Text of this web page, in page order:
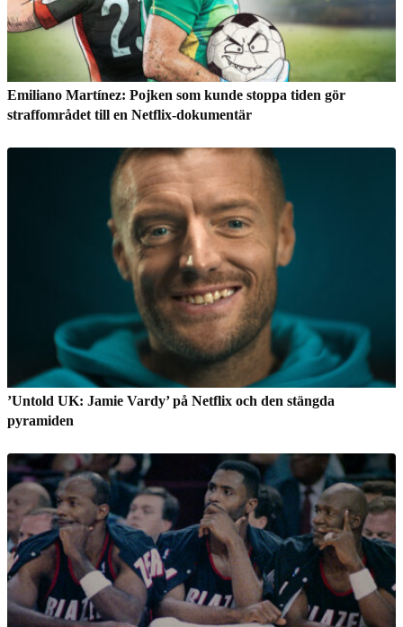
Emiliano Martínez: Pojken som kunde stoppa tiden gör
straffområdet till en Netflix-dokumentär
’Untold UK: Jamie Vardy’ på Netflix och den stängda
pyramiden